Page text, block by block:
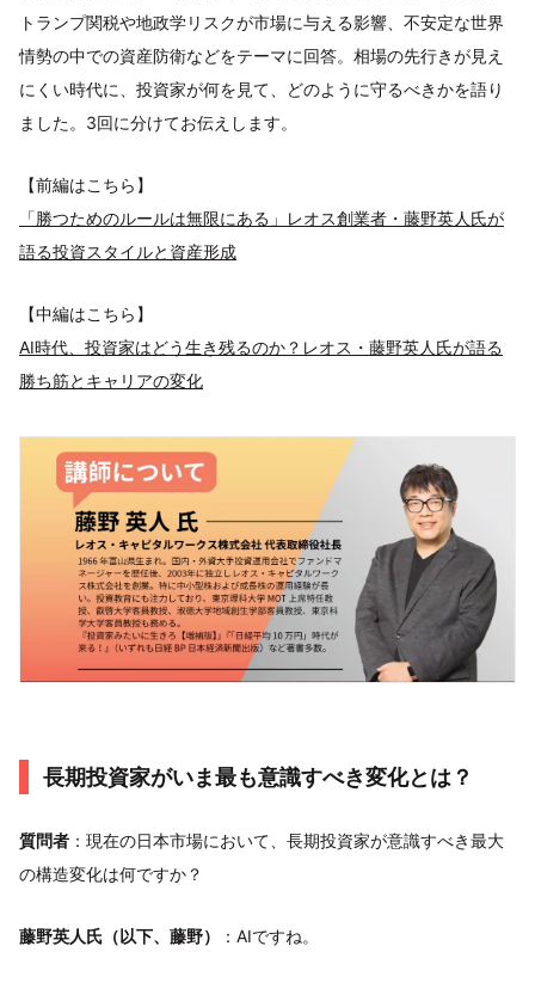
トランプ関税や地政学リスクが市場に与える影響、不安定な世界
情勢の中での資産防衛などをテーマに回答。相場の先行きが見え
にくい時代に、投資家が何を見て、どのように守るべきかを語り
ました。3回に分けてお伝えします。
【前編はこちら】
「勝つためのルールは無限にある」レオス創業者・藤野英人氏が
語る投資スタイルと資産形成
【中編はこちら】
AI時代、投資家はどう生き残るのか？レオス・藤野英人氏が語る
勝ち筋とキャリアの変化
長期投資家がいま最も意識すべき変化とは？
質問者 ：現在の日本市場において、長期投資家が意識すべき最大
の構造変化は何ですか？
藤野英人氏（以下、藤野） ：AIですね。